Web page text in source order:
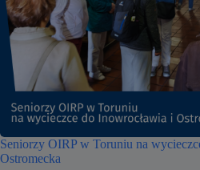
Seniorzy OIRP w Toruniu na
Ostromecka